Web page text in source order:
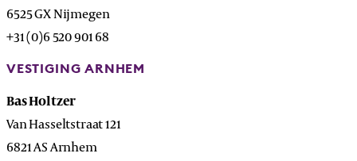
6525 GX Nijmegen
+31 (0)6 520 901 68
VESTIGING ARNHEM
Bas Holtzer
Van Hasseltstraat 121
6821 AS Arnhem